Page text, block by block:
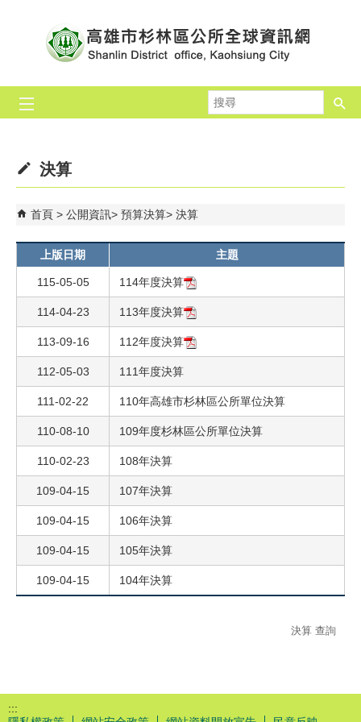
尋
決算
首頁 公開資訊 預算決算 決算
上版日期 主題
115-05-05 114年度決算
114-04-23 113年度決算
113-09-16 112年度決算
112-05-03 111年度決算
111-02-22 110年高雄市杉林區公所單位決算
110-08-10 109年度杉林區公所單位決算
110-02-23 108年決算
109-04-15 107年決算
109-04-15 106年決算
109-04-15 105年決算
109-04-15 104年決算
決算 查詢
:::